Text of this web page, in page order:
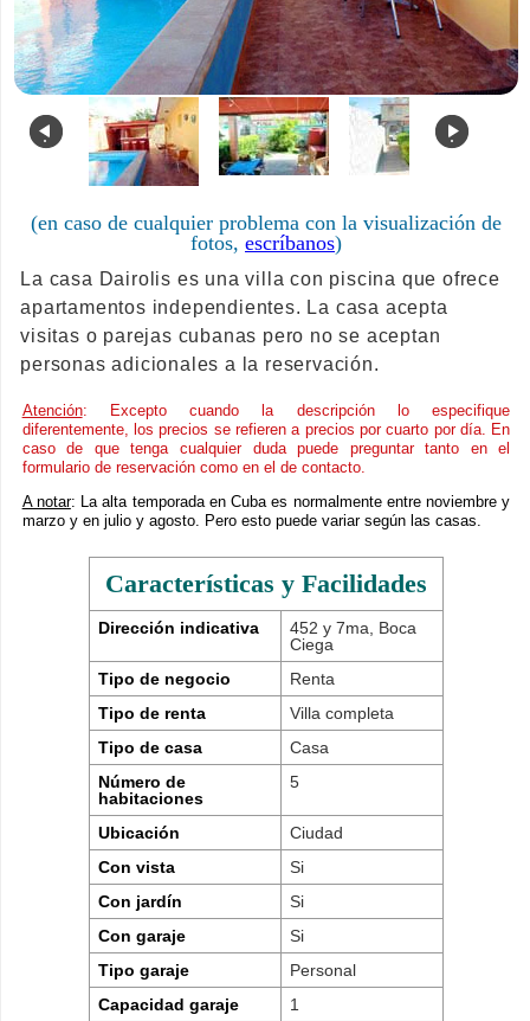
. .
(en caso de cualquier problema con la visualización de
fotos, escríbanos)
La casa Dairolis es una villa con piscina que ofrece
apartamentos independientes. La casa acepta
visitas o parejas cubanas pero no se aceptan
personas adicionales a la reservación.
Atención: Excepto cuando la descripción lo especifique
diferentemente, los precios se refieren a precios por cuarto por día. En
caso de que tenga cualquier duda puede preguntar tanto en el
formulario de reservación como en el de contacto.
A notar: La alta temporada en Cuba es normalmente entre noviembre y
marzo y en julio y agosto. Pero esto puede variar según las casas.
Características y Facilidades
Dirección indicativa
452 y 7ma, Boca
Ciega
Tipo de negocio
Renta
Tipo de renta
Villa completa
Tipo de casa
Casa
Número de
habitaciones
5
Ubicación
Ciudad
Con vista
Si
Con jardín
Si
Con garaje
Si
Tipo garaje
Personal
Capacidad garaje
1